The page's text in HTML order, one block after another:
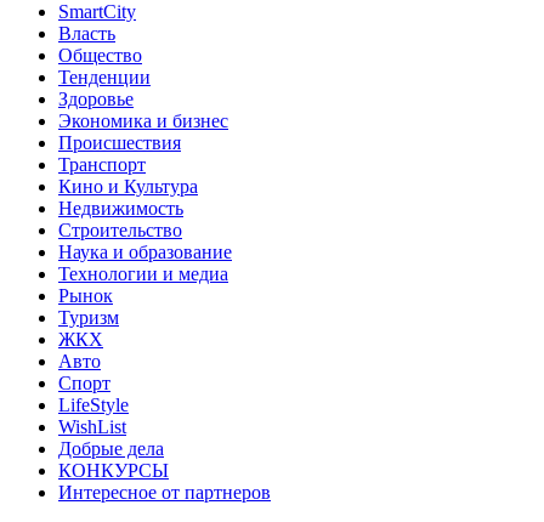
SmartCity
Власть
Общество
Тенденции
Здоровье
Экономика и бизнес
Происшествия
Транспорт
Кино и Культура
Недвижимость
Строительство
Наука и образование
Технологии и медиа
Рынок
Туризм
ЖКХ
Авто
Спорт
LifeStyle
WishList
Добрые дела
КОНКУРСЫ
Интересное от партнеров